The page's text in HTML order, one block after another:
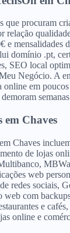
que procuram
relação
e mensalidades
domínio .pt,
SEO local
Negócio. A
em
em Chaves
Chaves
de lojas
web
redes sociais,
web com
e
online e